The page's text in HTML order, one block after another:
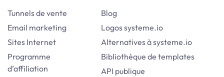
Tunnels de vente
Email marketing
Sites Internet
Programme
d’affiliation
Blog
Logos systeme.io
Alternatives à systeme.io
Bibliothèque de templates
API publique